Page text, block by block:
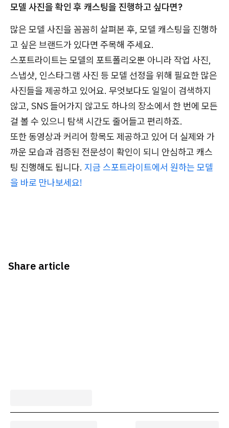
모델 사진을 확인 후 캐스팅을 진행하고 싶다면?
많은 모델 사진을 꼼꼼히 살펴본 후, 모델 캐스팅을 진행하
고 싶은 브랜드가 있다면 주목해 주세요.
스포트라이트는 모델의 포트폴리오뿐 아니라 작업 사진,
스냅샷, 인스타그램 사진 등 모델 선정을 위해 필요한 많은
사진들을 제공하고 있어요. 무엇보다도 일일이 검색하지
않고, SNS 들어가지 않고도 하나의 장소에서 한 번에 모든
걸 볼 수 있으니 탐색 시간도 줄어들고 편리하죠.
또한 동영상과 커리어 항목도 제공하고 있어 더 실제와 가
까운 모습과 검증된 전문성이 확인이 되니 안심하고 캐스
팅 진행해도 됩니다. 지금 스포트라이트에서 원하는 모델
을 바로 만나보세요!
Share article